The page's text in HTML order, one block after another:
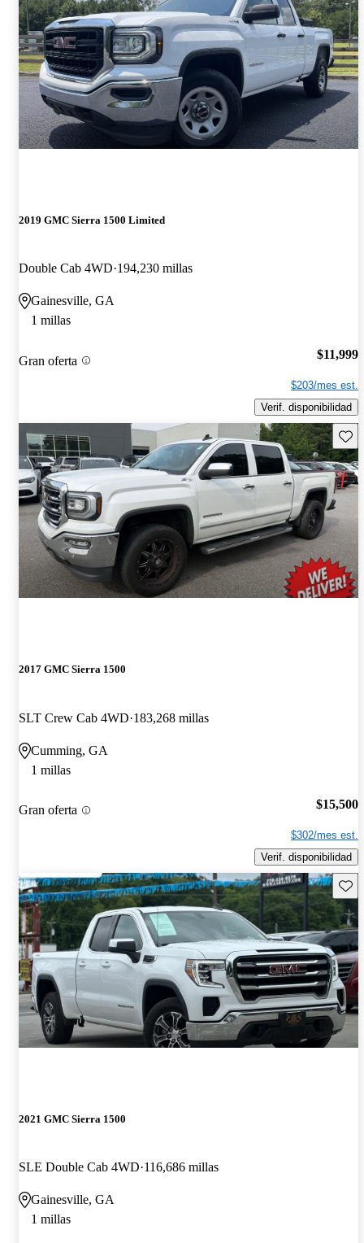
2019 GMC Sierra 1500 Limited
Double Cab 4WD 194,230 millas
Gainesville, GA
1 millas
Gran oferta $11,999
$203/mes est.
Verif. disponibilidad
2017 GMC Sierra 1500
SLT Crew Cab 4WD 183,268 millas
Cumming, GA
1 millas
Gran oferta $15,500
$302/mes est.
Verif. disponibilidad
2021 GMC Sierra 1500
SLE Double Cab 4WD 116,686 millas
Gainesville, GA
1 millas